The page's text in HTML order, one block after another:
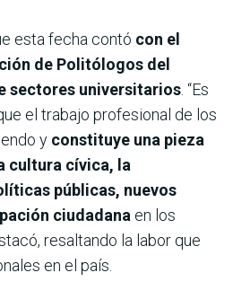
esta fecha contó con el
de Politólogos del
sectores universitarios . “Es
el trabajo profesional de los
y constituye una pieza
cultura cívica, la
públicas, nuevos
ciudadana en los
resaltando la labor que
en el país.